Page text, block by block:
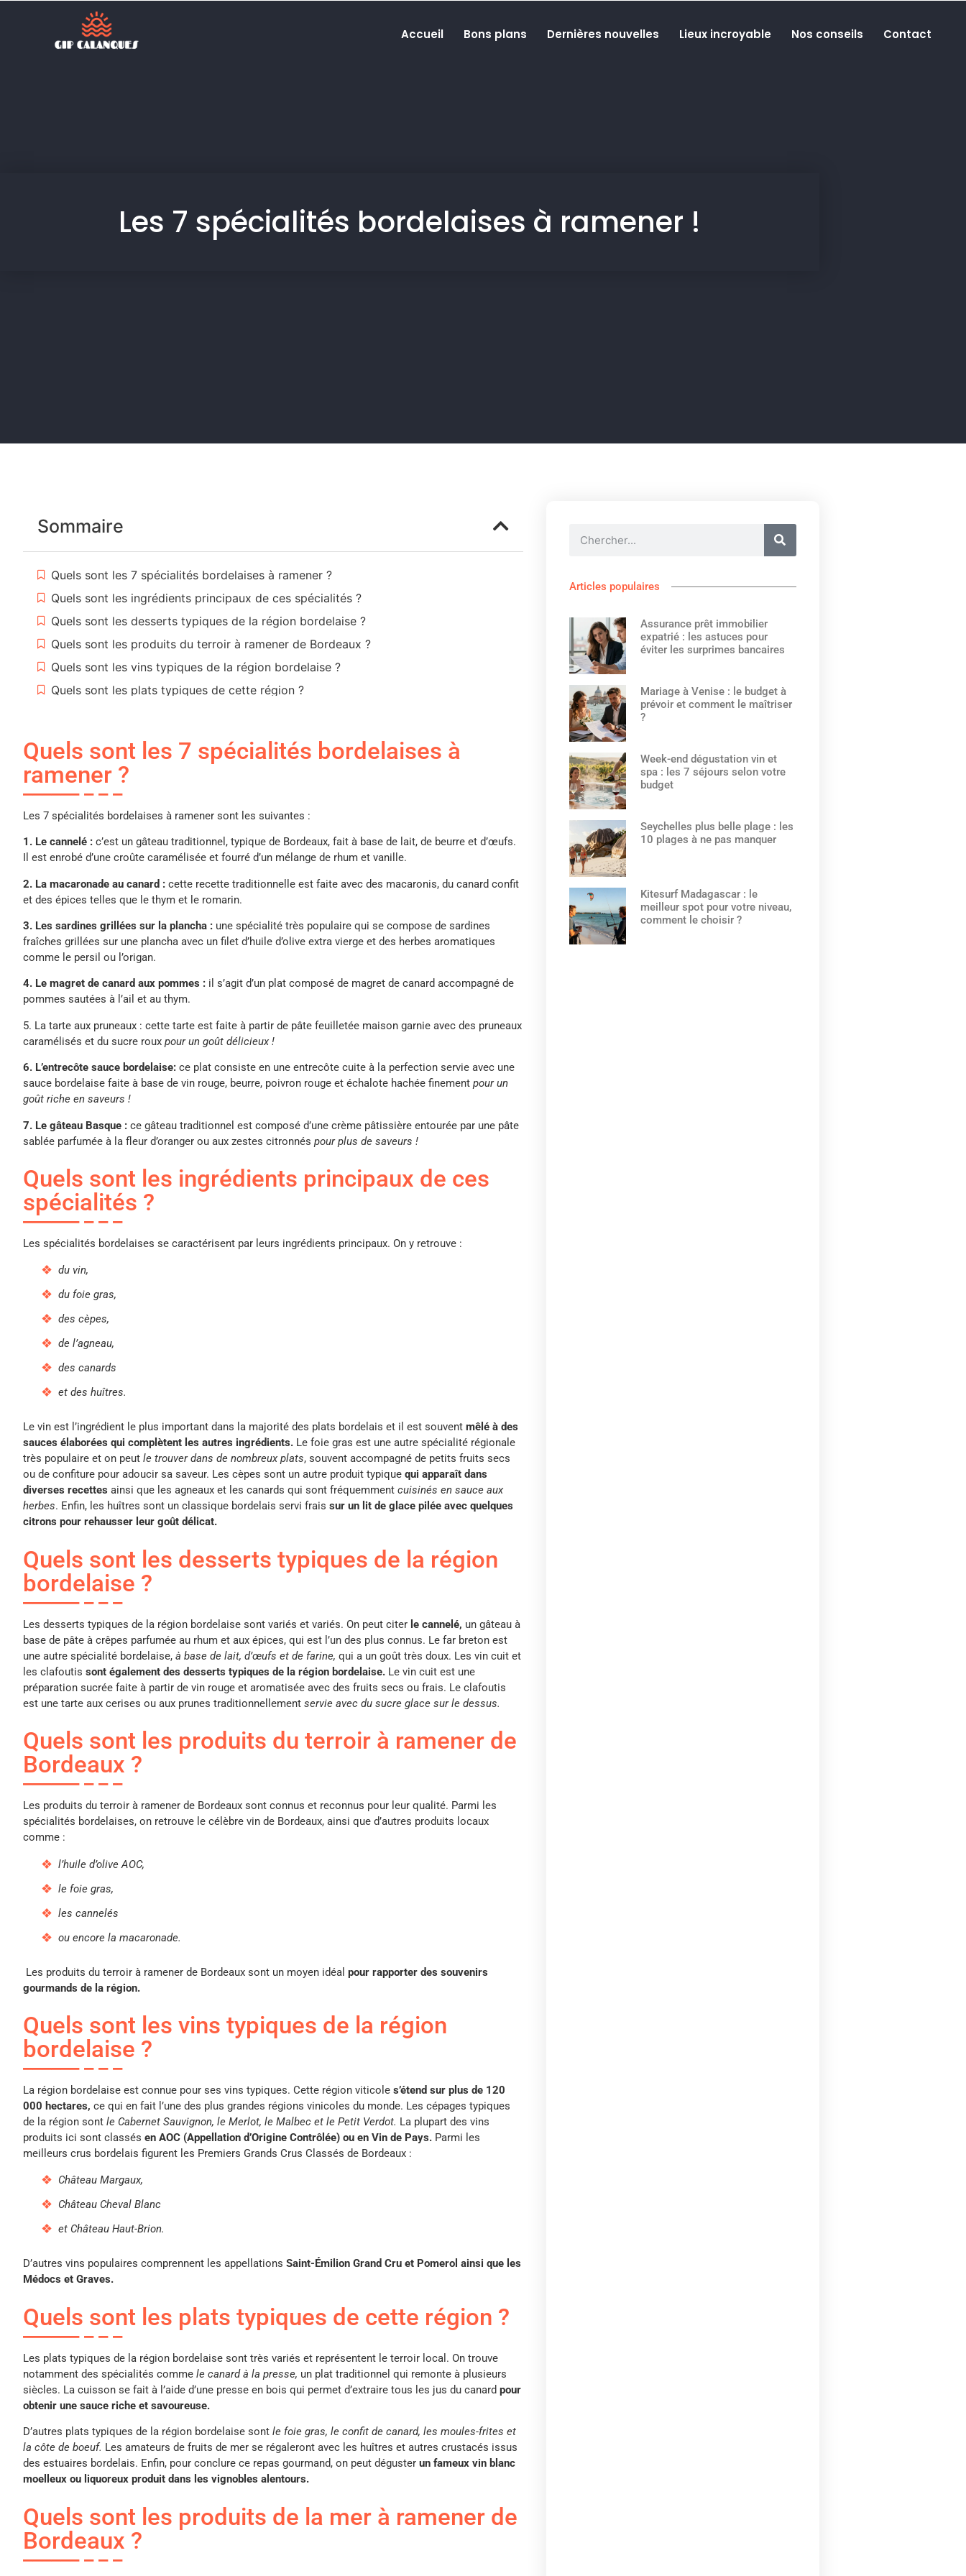
Accueil Bons plans Dernières nouvelles Lieux incroyable Nos conseils Contact
Les 7 spécialités bordelaises à ramener !
Sommaire
Quels sont les 7 spécialités bordelaises à ramener ?
Quels sont les ingrédients principaux de ces spécialités ?
Quels sont les desserts typiques de la région bordelaise ?
Quels sont les produits du terroir à ramener de Bordeaux ?
Quels sont les vins typiques de la région bordelaise ?
Quels sont les plats typiques de cette région ?
Quels sont les 7 spécialités bordelaises à
ramener ?
Les 7 spécialités bordelaises à ramener sont les suivantes :
1. Le cannelé : c’est un gâteau traditionnel, typique de Bordeaux, fait à base de lait, de beurre et d’œufs.
Il est enrobé d’une croûte caramélisée et fourré d’un mélange de rhum et vanille.
2. La macaronade au canard : cette recette traditionnelle est faite avec des macaronis, du canard confit
et des épices telles que le thym et le romarin.
3. Les sardines grillées sur la plancha : une spécialité très populaire qui se compose de sardines
fraîches grillées sur une plancha avec un filet d’huile d’olive extra vierge et des herbes aromatiques
comme le persil ou l’origan.
4. Le magret de canard aux pommes : il s’agit d’un plat composé de magret de canard accompagné de
pommes sautées à l’ail et au thym.
5. La tarte aux pruneaux : cette tarte est faite à partir de pâte feuilletée maison garnie avec des pruneaux
caramélisés et du sucre roux pour un goût délicieux !
6. L’entrecôte sauce bordelaise: ce plat consiste en une entrecôte cuite à la perfection servie avec une
sauce bordelaise faite à base de vin rouge, beurre, poivron rouge et échalote hachée finement pour un
goût riche en saveurs !
7. Le gâteau Basque : ce gâteau traditionnel est composé d’une crème pâtissière entourée par une pâte
sablée parfumée à la fleur d’oranger ou aux zestes citronnés pour plus de saveurs !
Quels sont les ingrédients principaux de ces
spécialités ?
Les spécialités bordelaises se caractérisent par leurs ingrédients principaux. On y retrouve :
du vin,
du foie gras,
des cèpes,
de l’agneau,
des canards
et des huîtres.
Le vin est l’ingrédient le plus important dans la majorité des plats bordelais et il est souvent mêlé à des
sauces élaborées qui complètent les autres ingrédients. Le foie gras est une autre spécialité régionale
très populaire et on peut le trouver dans de nombreux plats, souvent accompagné de petits fruits secs
ou de confiture pour adoucir sa saveur. Les cèpes sont un autre produit typique qui apparaît dans
diverses recettes ainsi que les agneaux et les canards qui sont fréquemment cuisinés en sauce aux
herbes. Enfin, les huîtres sont un classique bordelais servi frais sur un lit de glace pilée avec quelques
citrons pour rehausser leur goût délicat.
Quels sont les desserts typiques de la région
bordelaise ?
Les desserts typiques de la région bordelaise sont variés et variés. On peut citer le cannelé, un gâteau à
base de pâte à crêpes parfumée au rhum et aux épices, qui est l’un des plus connus. Le far breton est
une autre spécialité bordelaise, à base de lait, d’œufs et de farine, qui a un goût très doux. Les vin cuit et
les clafoutis sont également des desserts typiques de la région bordelaise. Le vin cuit est une
préparation sucrée faite à partir de vin rouge et aromatisée avec des fruits secs ou frais. Le clafoutis
est une tarte aux cerises ou aux prunes traditionnellement servie avec du sucre glace sur le dessus.
Quels sont les produits du terroir à ramener de
Bordeaux ?
Les produits du terroir à ramener de Bordeaux sont connus et reconnus pour leur qualité. Parmi les
spécialités bordelaises, on retrouve le célèbre vin de Bordeaux, ainsi que d’autres produits locaux
comme :
l’huile d’olive AOC,
le foie gras,
les cannelés
ou encore la macaronade.
Les produits du terroir à ramener de Bordeaux sont un moyen idéal pour rapporter des souvenirs
gourmands de la région.
Quels sont les vins typiques de la région
bordelaise ?
La région bordelaise est connue pour ses vins typiques. Cette région viticole s’étend sur plus de 120
000 hectares, ce qui en fait l’une des plus grandes régions vinicoles du monde. Les cépages typiques
de la région sont le Cabernet Sauvignon, le Merlot, le Malbec et le Petit Verdot. La plupart des vins
produits ici sont classés en AOC (Appellation d’Origine Contrôlée) ou en Vin de Pays. Parmi les
meilleurs crus bordelais figurent les Premiers Grands Crus Classés de Bordeaux :
Château Margaux,
Château Cheval Blanc
et Château Haut-Brion.
D’autres vins populaires comprennent les appellations Saint-Émilion Grand Cru et Pomerol ainsi que les
Médocs et Graves.
Quels sont les plats typiques de cette région ?
Les plats typiques de la région bordelaise sont très variés et représentent le terroir local. On trouve
notamment des spécialités comme le canard à la presse, un plat traditionnel qui remonte à plusieurs
siècles. La cuisson se fait à l’aide d’une presse en bois qui permet d’extraire tous les jus du canard pour
obtenir une sauce riche et savoureuse.
D’autres plats typiques de la région bordelaise sont le foie gras, le confit de canard, les moules-frites et
la côte de boeuf. Les amateurs de fruits de mer se régaleront avec les huîtres et autres crustacés issus
des estuaires bordelais. Enfin, pour conclure ce repas gourmand, on peut déguster un fameux vin blanc
moelleux ou liquoreux produit dans les vignobles alentours.
Quels sont les produits de la mer à ramener de
Bordeaux ?
Articles populaires
Assurance prêt immobilier
expatrié : les astuces pour
éviter les surprimes bancaires
Mariage à Venise : le budget à
prévoir et comment le maîtriser
?
Week-end dégustation vin et
spa : les 7 séjours selon votre
budget
Seychelles plus belle plage : les
10 plages à ne pas manquer
Kitesurf Madagascar : le
meilleur spot pour votre niveau,
comment le choisir ?